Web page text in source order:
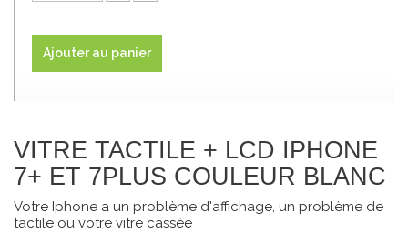
Ajouter au panier
VITRE TACTILE + LCD IPHONE
7+ ET 7PLUS COULEUR BLANC
Votre Iphone a un problème d'affichage, un problème de
tactile ou votre vitre cassée